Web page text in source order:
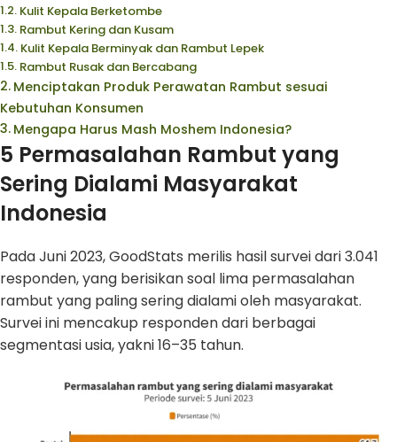
Kulit Kepala Berketombe
Rambut Kering dan Kusam
Kulit Kepala Berminyak dan Rambut Lepek
Rambut Rusak dan Bercabang
Menciptakan Produk Perawatan Rambut sesuai
Kebutuhan Konsumen
Mengapa Harus Mash Moshem Indonesia?
5 Permasalahan Rambut yang
Sering Dialami Masyarakat
Indonesia
Pada Juni 2023, GoodStats merilis hasil survei dari 3.041
responden, yang berisikan soal lima permasalahan
rambut yang paling sering dialami oleh masyarakat.
Survei ini mencakup responden dari berbagai
segmentasi usia, yakni 16–35 tahun.